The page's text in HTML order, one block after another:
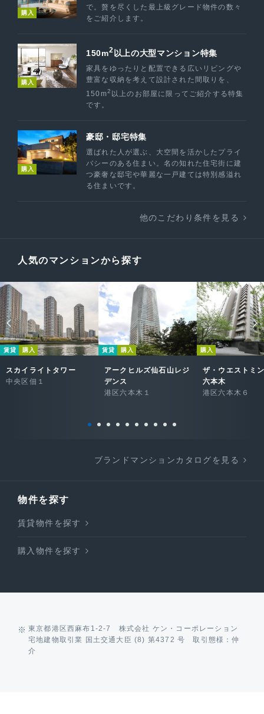
購入
で。贅を尽くした最上級グレード物件の数々
をご紹介します。
購入
150m2 以上の大型マンション特集
家具をゆったりと配置できる広いリビングや
豊富な収納を考えて設計された間取りを、
150m2 以上のお部屋に限ってご紹介する特集
です。
購入
豪邸・邸宅特集
選ばれた人が選ぶ、大空間を活かしたプライ
バシーのある住まい。名の知れた住宅街に建
つ豪奢な邸宅や華麗な一戸建ては特別感溢れ
る住まいです。
他のこだわり条件を見る
人気のマンションから探す
賃貸 購入
スカイライトタワー
中央区佃１
賃貸 購入
アークヒルズ仙石山レジ
デンス
港区六本木１
購入
ザ・ウエストミ
六本木
港区六本木６
ブランドマンションカタログを見る
物件を探す
賃貸物件を探す
購入物件を探す
東京都港区西麻布1-2-7 株式会社 ケン・コーポレーション
宅地建物取引業 国土交通大臣 (8) 第4372 号 取引態様：仲
介